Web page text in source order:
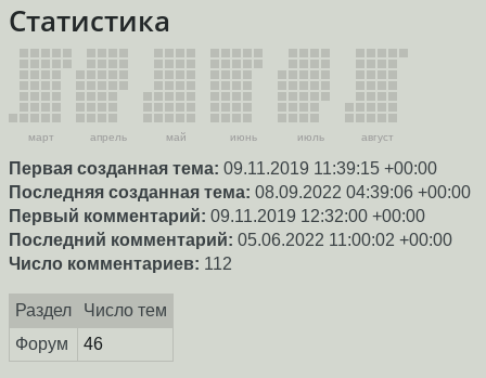
Статистика
март апрель май июнь июль август
Первая созданная тема: 09.11.2019 11:39:15 +00:00
Последняя созданная тема: 08.09.2022 04:39:06 +00:00
Первый комментарий: 09.11.2019 12:32:00 +00:00
Последний комментарий: 05.06.2022 11:00:02 +00:00
Число комментариев: 112
Раздел
Число тем
Форум
46